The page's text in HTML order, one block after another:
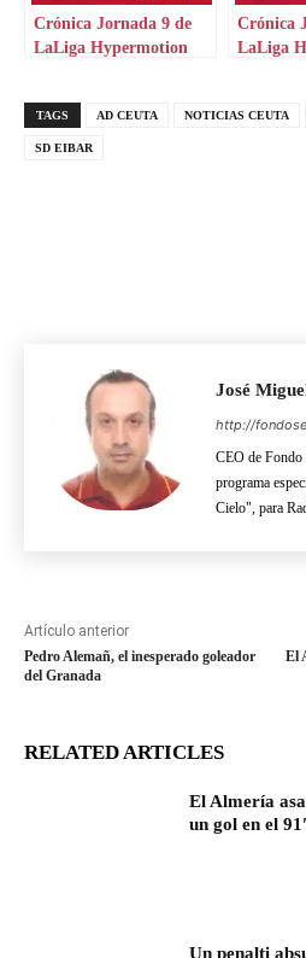
Crónica Jornada 9 de
LaLiga Hypermotion
Crónica
LaLiga
TAGS AD CEUTA NOTICIAS CEUTA
SD EIBAR
José
http://
CEO de Fondo
programa
Cielo", para
Artículo anterior
Pedro Alemañ, el inesperado goleador
del Granada
El
RELATED ARTICLES
El Almería
un gol en el
Un penalti